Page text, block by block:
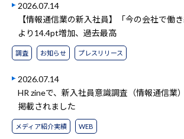
2026.07.14
【情報通信業の新入社員】「今の会社で働
より14.4pt増加、過去最高
調査 お知らせ プレスリリース
2026.07.14
HR zineで、新入社員意識調査（情報通信業
掲載されました
メディア紹介実績 WEB